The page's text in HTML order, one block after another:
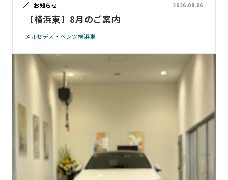
お知らせ 2026.08.06
【横浜東】8月のご案内
メルセデス・ベンツ横浜東